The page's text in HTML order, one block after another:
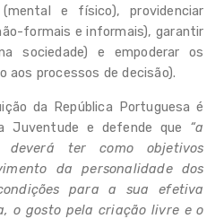
e físico), providenciar
formais e informais), garantir
sociedade) e empoderar os
aos processos de decisão).
da República Portuguesa é
Juventude e defende que “a
ter como objetivos
da personalidade dos
para a sua efetiva
o gosto pela criação livre e o